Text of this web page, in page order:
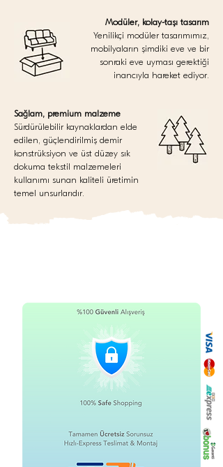
Modüler, kolay-taşı tasarım
Yenilikçi modüler tasarımımız,
mobilyaların şimdiki eve ve bir
sonraki eve uyması gerektiği
inancıyla hareket ediyor.
Sağlam, premium malzeme
Sürdürülebilir kaynaklardan elde
edilen, güçlendirilmiş demir
konstrüksiyon ve üst düzey sık
dokuma tekstil malzemeleri
kullanımı sunan kaliteli üretimin
temel unsurlarıdır.